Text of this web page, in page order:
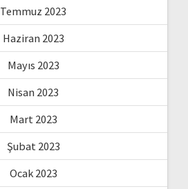
Temmuz 2023
Haziran 2023
Mayıs 2023
Nisan 2023
Mart 2023
Şubat 2023
Ocak 2023